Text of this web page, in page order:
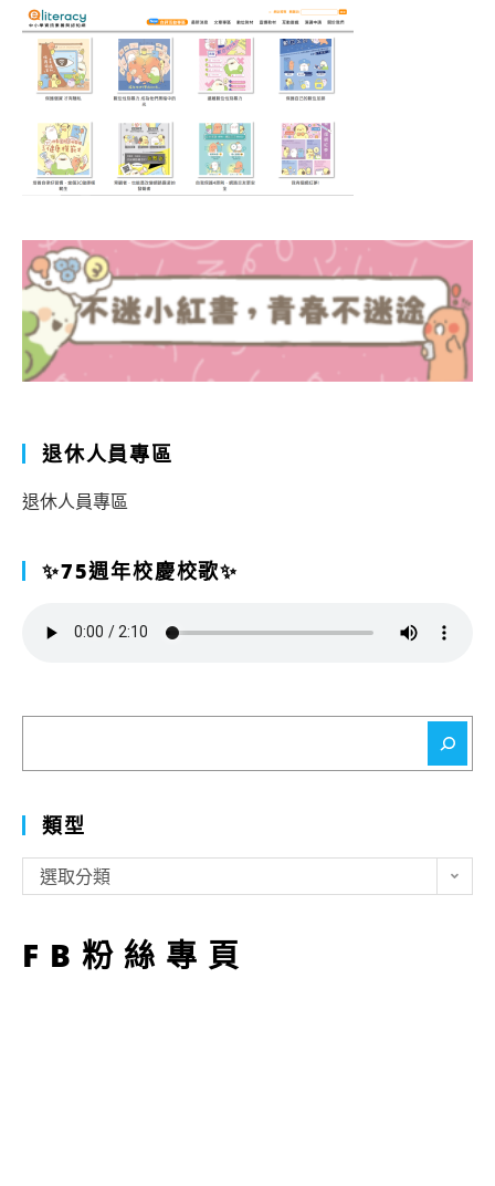
退休人員專區
退休人員專區
✨75週年校慶校歌✨
類型
型
選取分類
FB粉絲專頁